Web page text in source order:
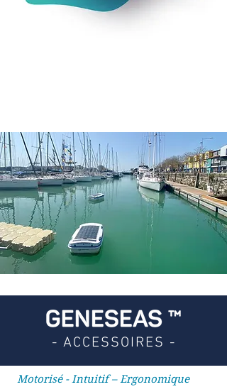
- ACCESSOIRES -
Motorisé - Intuitif – Ergonomique